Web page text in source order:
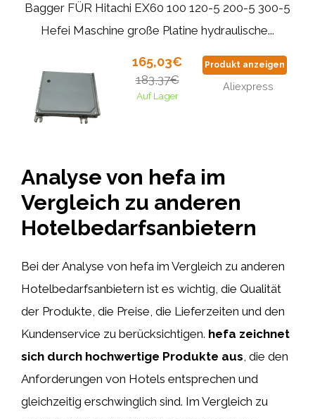
Bagger FÜR Hitachi EX60 100 120-5 200-5 300-5
Hefei Maschine große Platine hydraulische...
165,03€
183,37€
Auf Lager
Produkt anzeigen
Aliexpress
Analyse von hefa im
Vergleich zu anderen
Hotelbedarfsanbietern
Bei der Analyse von hefa im Vergleich zu anderen
Hotelbedarfsanbietern ist es wichtig, die Qualität
der Produkte, die Preise, die Lieferzeiten und den
Kundenservice zu berücksichtigen. hefa zeichnet
sich durch hochwertige Produkte aus , die den
Anforderungen von Hotels entsprechen und
gleichzeitig erschwinglich sind. Im Vergleich zu